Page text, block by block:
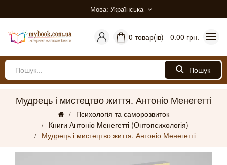
Мова Українська
0 товар(ів) - 0.00 грн.
Пошук
Мудрець і мистецтво життя. Антоніо Менегетті
Психологія та саморозвиток
Книги Антоніо Менегетті (Онтопсихологія)
Мудрець і мистецтво життя. Антоніо Менегетті